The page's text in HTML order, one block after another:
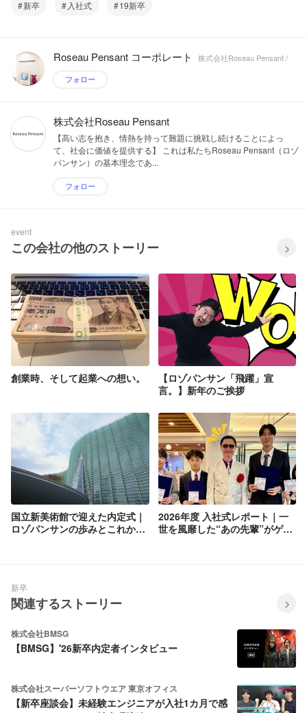
新卒 入社式 19新卒
Roseau Pensant コーポレート 株式会社Roseau Pensant /
フォロー
株式会社Roseau Pensant
【高い志を抱き、情熱を持って難題に挑戦し続けることによっ
て、社会に価値を提供する】 これは私たちRoseau Pensant（ロゾ
パンサン）の基本理念であ...
フォロー
event
この会社の他のストーリー
創業時、そして起業への想い。
【ロゾパンサン「飛躍」宣
言。】新年のご挨拶
国立新美術館で迎えた内定式｜
ロゾパンサンの歩みとこれから
2026年度 入社式レポート｜一
世を風靡した“あの先輩”がゲス
新卒
関連するストーリー
株式会社BMSG
【BMSG】'26新卒内定者インタビュー
株式会社スーパーソフトウエア 東京オフィス
【新卒座談会】未経験エンジニアが入社1カ月で感